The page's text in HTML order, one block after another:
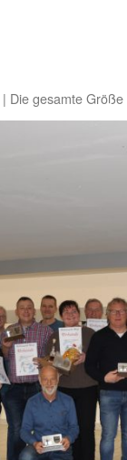
| Die gesamte